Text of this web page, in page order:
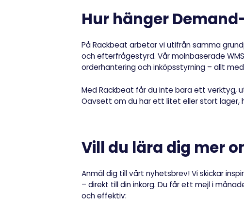
Hur hänger
På Rackbeat arbetar vi utifrån samma
och efterfrågestyrd. Vår molnbaserade
orderhantering och inköpsstyrning – allt
Med Rackbeat får du inte bara ett verktyg,
Oavsett om du har ett litet eller stort lager,
Vill du lära dig mer
Anmäl dig till vårt nyhetsbrev! Vi skickar
– direkt till din inkorg. Du får ett mejl i
och effektiv: